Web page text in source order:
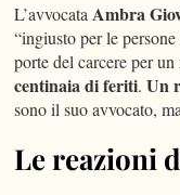
L’avvocata Ambra
“ingiusto per le
porte del carcere per un
centinaia di feriti. Un
sono il suo avvocato,
Le reazioni